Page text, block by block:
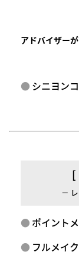
アドバイザー
シニヨン
[
－
ポイント
フルメイ